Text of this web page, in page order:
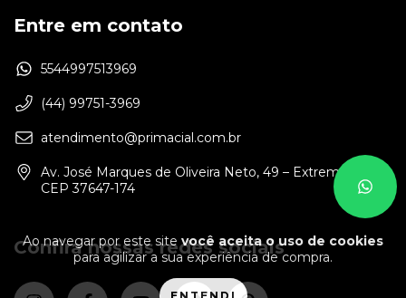
Ao navegar por este site você aceita o uso de cookies
para agilizar a sua experiência de compra.
Entre em contato
5544997513969
(44) 99751-3969
atendimento@primacial.com.br
Av. José Marques de Oliveira Neto, 49 – Extrema/MG –
CEP 37647-174
Confira nossas redes sociais